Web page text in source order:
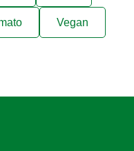
Vegan